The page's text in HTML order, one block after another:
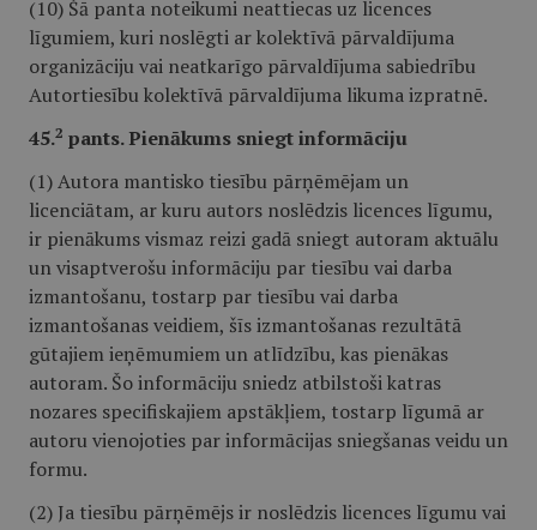
(10) Šā panta noteikumi neattiecas uz licences
līgumiem, kuri noslēgti ar kolektīvā pārvaldījuma
organizāciju vai neatkarīgo pārvaldījuma sabiedrību
Autortiesību kolektīvā pārvaldījuma likuma izpratnē.
45.2 pants. Pienākums sniegt informāciju
(1) Autora mantisko tiesību pārņēmējam un
licenciātam, ar kuru autors noslēdzis licences līgumu,
ir pienākums vismaz reizi gadā sniegt autoram aktuālu
un visaptverošu informāciju par tiesību vai darba
izmantošanu, tostarp par tiesību vai darba
izmantošanas veidiem, šīs izmantošanas rezultātā
gūtajiem ieņēmumiem un atlīdzību, kas pienākas
autoram. Šo informāciju sniedz atbilstoši katras
nozares specifiskajiem apstākļiem, tostarp līgumā ar
autoru vienojoties par informācijas sniegšanas veidu un
formu.
(2) Ja tiesību pārņēmējs ir noslēdzis licences līgumu vai